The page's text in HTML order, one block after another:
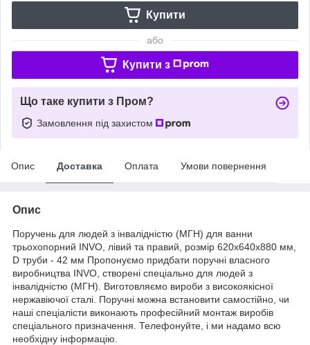
Купити
або
Купити з
Що таке купити з Пром?
Замовлення під захистом
Опис Доставка Оплата Умови повернення
Опис
Поручень для людей з інвалідністю (МГН) для ванни
трьохопорний INVO, лівий та правий, розмір 620х640х880 мм,
D труби - 42 мм Пропонуємо придбати поручні власного
виробництва INVO, створені спеціально для людей з
інвалідністю (МГН). Виготовляємо вироби з високоякісної
нержавіючої сталі. Поручні можна встановити самостійно, чи
наші спеціалісти виконають професійний монтаж виробів
спеціального призначення. Телефонуйте, і ми надамо всю
необхідну інформацію.